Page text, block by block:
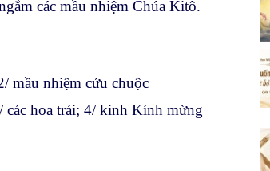
các mầu nhiệm Chúa Kitô.
mầu nhiệm cứu chuộc
các hoa trái; 4/ kinh Kính mừng